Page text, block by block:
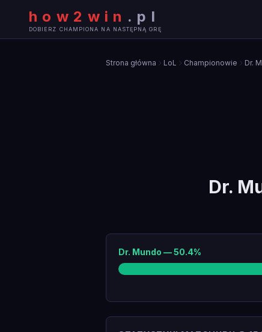
how2win . pl
DOBIERZ CHAMPIONA NA NASTĘPNĄ GRĘ
Strona główna LoL Championowie Dr.
Dr.
Dr. Mundo —50.4%